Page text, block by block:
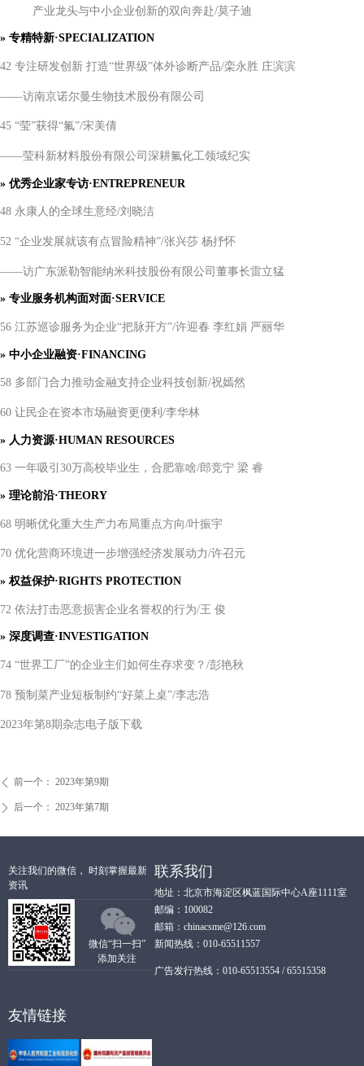
产业龙头与中小企业创新的双向奔赴/莫子迪
» 专精特新·SPECIALIZATION
42 专注研发创新 打造“世界级”体外诊断产品/栾永胜 庄滨滨
——访南京诺尔曼生物技术股份有限公司
45 “莹”获得“氟”/宋美倩
——莹科新材料股份有限公司深耕氟化工领域纪实
» 优秀企业家专访·ENTREPRENEUR
48 永康人的全球生意经/刘晓洁
52 “企业发展就该有点冒险精神”/张兴莎 杨抒怀
——访广东派勒智能纳米科技股份有限公司董事长雷立猛
» 专业服务机构面对面·SERVICE
56 江苏巡诊服务为企业“把脉开方”/许迎春 李红娟 严丽华
» 中小企业融资·FINANCING
58 多部门合力推动金融支持企业科技创新/祝嫣然
60 让民企在资本市场融资更便利/李华林
» 人力资源·HUMAN RESOURCES
63 一年吸引30万高校毕业生，合肥靠啥/郎竞宁 梁 睿
» 理论前沿·THEORY
68 明晰优化重大生产力布局重点方向/叶振宇
70 优化营商环境进一步增强经济发展动力/许召元
» 权益保护·RIGHTS PROTECTION
72 依法打击恶意损害企业名誉权的行为/王 俊
» 深度调查·INVESTIGATION
74 “世界工厂”的企业主们如何生存求变？/彭艳秋
78 预制菜产业短板制约“好菜上桌”/李志浩
2023年第8期杂志电子版下载
ꄴ 前一个： 2023年第9期
ꄲ 后一个： 2023年第7期
关注我们的微信， 时刻掌握最新
资讯
微信“扫一扫”
添加关注
联系我们
地址：北京市海淀区枫蓝国际中心A座1111室
邮编：100082
邮箱：chinacsme@126.com
新闻热线：010-65511557
广告发行热线：010-65513554 / 65515358
友情链接